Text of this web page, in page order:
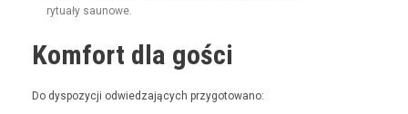
rytu­ały saunowe.
Komfort dla gości
Do dys­pozy­cji odwiedza­ją­cych przygotowano: